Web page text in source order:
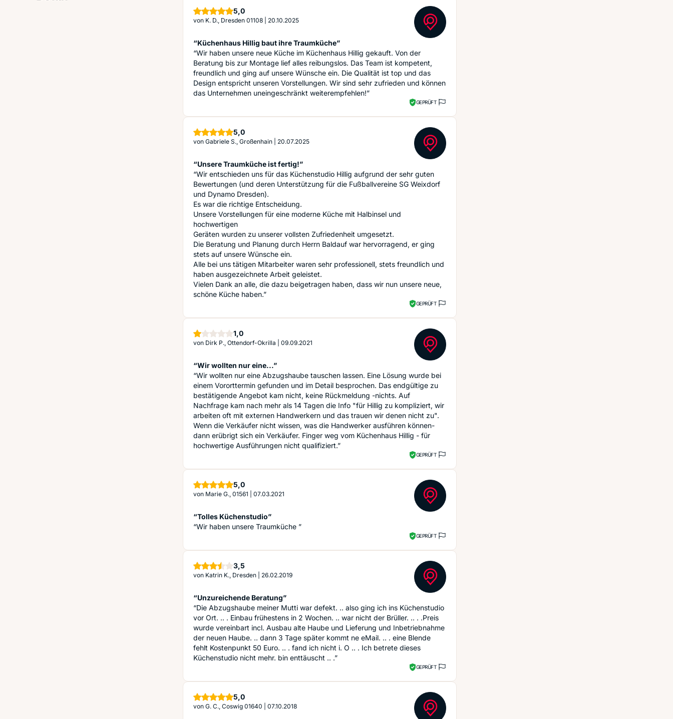
5,0Sterne
von K. D., Dresden 01108 20.10.2025
“Küchenhaus Hillig baut ihre Traumküche”
“Wir haben unsere neue Küche im Küchenhaus Hillig gekauft. Von der
Beratung bis zur Montage lief alles reibungslos. Das Team ist kompetent,
freundlich und ging auf unsere Wünsche ein. Die Qualität ist top und das
Design entspricht unseren Vorstellungen. Wir sind sehr zufrieden und können
das Unternehmen uneingeschränkt weiterempfehlen!”
GEPRÜFT
5,0Sterne
von Gabriele S., Großenhain 20.07.2025
“Unsere Traumküche ist fertig!”
“Wir entschieden uns für das Küchenstudio Hillig aufgrund der sehr guten
Bewertungen (und deren Unterstützung für die Fußballvereine SG Weixdorf
und Dynamo Dresden).
Es war die richtige Entscheidung.
Unsere Vorstellungen für eine moderne Küche mit Halbinsel und
hochwertigen
Geräten wurden zu unserer vollsten Zufriedenheit umgesetzt.
Die Beratung und Planung durch Herrn Baldauf war hervorragend, er ging
stets auf unsere Wünsche ein.
Alle bei uns tätigen Mitarbeiter waren sehr professionell, stets freundlich und
haben ausgezeichnete Arbeit geleistet.
Vielen Dank an alle, die dazu beigetragen haben, dass wir nun unsere neue,
schöne Küche haben.”
GEPRÜFT
1,0Stern
von Dirk P., Ottendorf-Okrilla 09.09.2021
“Wir wollten nur eine...”
“Wir wollten nur eine Abzugshaube tauschen lassen. Eine Lösung wurde bei
einem Vororttermin gefunden und im Detail besprochen. Das endgültige zu
bestätigende Angebot kam nicht, keine Rückmeldung -nichts. Auf
Nachfrage kam nach mehr als 14 Tagen die Info "für Hillig zu kompliziert, wir
arbeiten oft mit externen Handwerkern und das trauen wir denen nicht zu".
Wenn die Verkäufer nicht wissen, was die Handwerker ausführen können-
dann erübrigt sich ein Verkäufer. Finger weg vom Küchenhaus Hillig - für
hochwertige Ausführungen nicht qualifiziert.”
GEPRÜFT
5,0Sterne
von Marie G., 01561 07.03.2021
“Tolles Küchenstudio”
“Wir haben unsere Traumküche ”
GEPRÜFT
3,5
von Katrin K., Dresden 26.02.2019
“Unzureichende Beratung”
“Die Abzugshaube meiner Mutti war defekt. .. also ging ich ins Küchenstudio
vor Ort. .. . Einbau frühestens in 2 Wochen. .. war nicht der Brüller. .. . .Preis
wurde vereinbart incl. Ausbau alte Haube und Lieferung und Inbetriebnahme
der neuen Haube. .. dann 3 Tage später kommt ne eMail. .. . eine Blende
fehlt Kostenpunkt 50 Euro. .. . fand ich nicht i. O .. . Ich betrete dieses
Küchenstudio nicht mehr. bin enttäuscht .. .”
GEPRÜFT
5,0Sterne
von G. C., Coswig 01640 07.10.2018